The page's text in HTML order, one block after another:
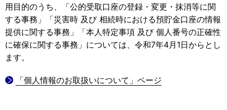
用目的のうち、「公的受取口座の登録・変更・抹消等に関
する事務」「災害時 及び 相続時における預貯金口座の情報
提供に関する事務」「本人特定事項 及び 個人番号の正確性
に確保に関する事務」については、令和7年4月1日からとし
ます。
「個人情報のお取扱いについて」ページ